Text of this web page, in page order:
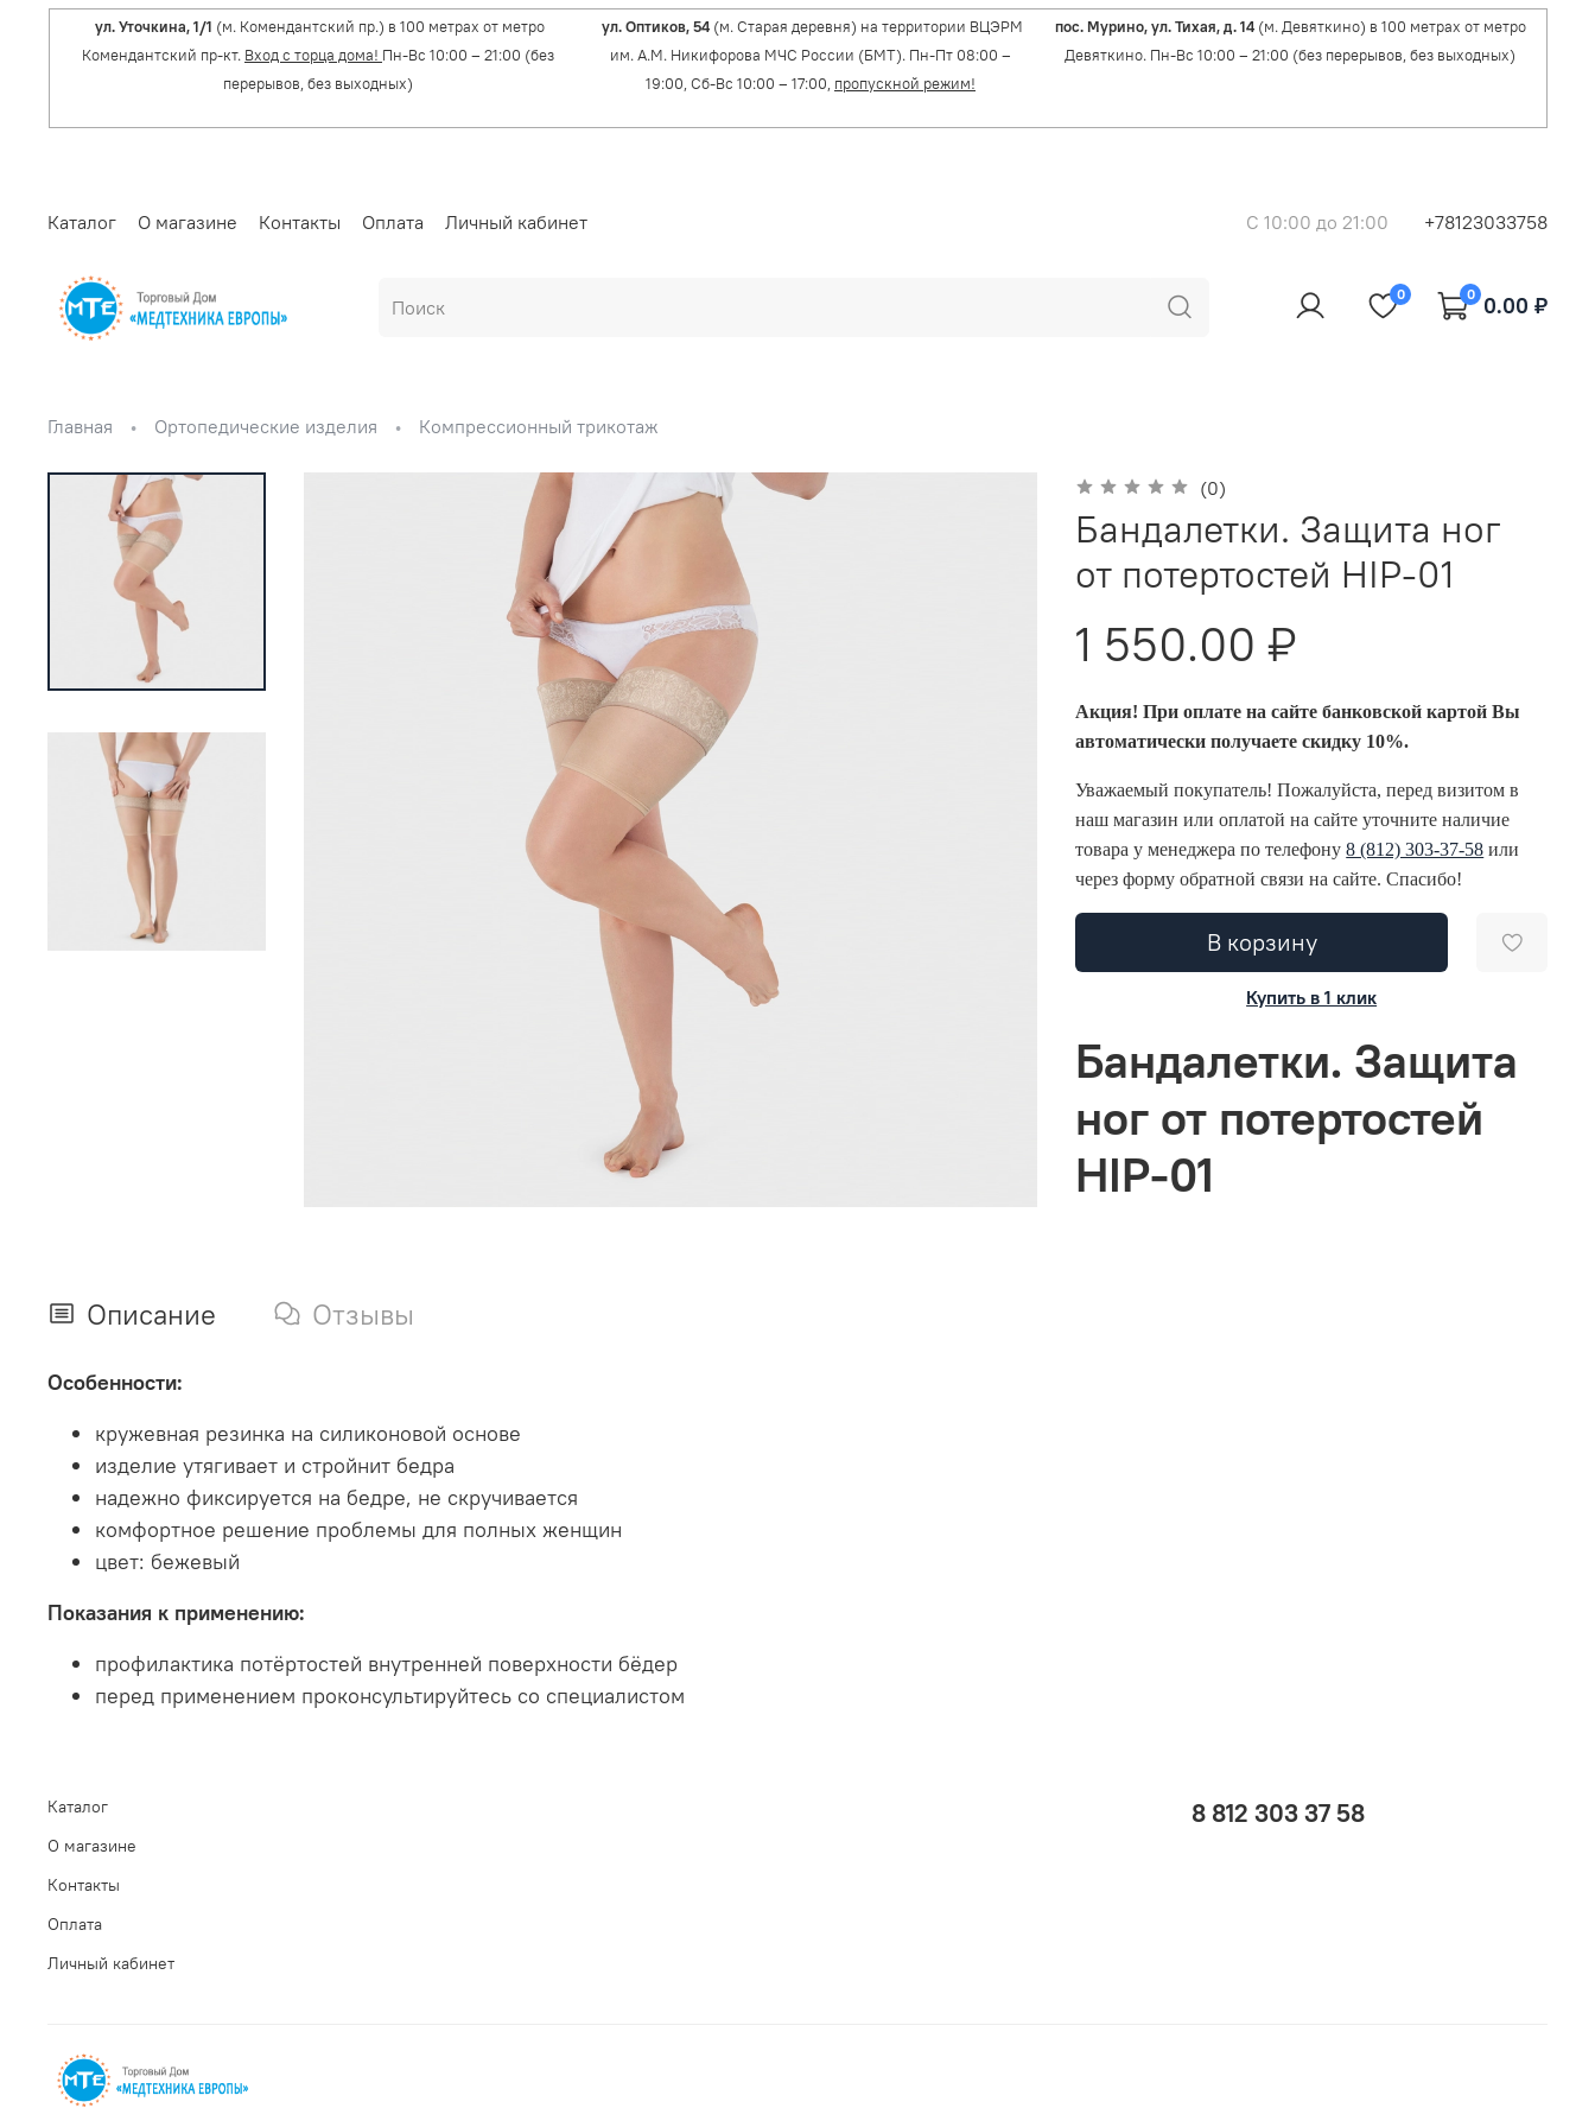
ул. Уточкина, 1/1 (м. Комендантский пр.) в 100 метрах от метро
Комендантский пр-кт. Вход с торца дома! Пн-Вс 10:00 – 21:00 (без
перерывов, без выходных)
ул. Оптиков, 54 (м. Старая деревня) на территории ВЦЭРМ
им. А.М. Никифорова МЧС России (БМТ). Пн-Пт 08:00 –
19:00, Сб-Вс 10:00 – 17:00, пропускной режим!
пос. Мурино, ул. Тихая, д. 14(м. Девяткино) в 100 метрах от метро
Девяткино. Пн-Вс 10:00 – 21:00 (без перерывов, без выходных)
Каталог О магазине Контакты Оплата Личный кабинет C 10:00 до 21:00 +78123033758
0 0 0.00 ₽
Главная Ортопедические изделия Компрессионный трикотаж
(0)
Бандалетки. Защита ног
от потертостей HIP-01
1 550.00 ₽
Акция! При оплате на сайте банковской картой Вы
автоматически получаете скидку 10%.
Уважаемый покупатель! Пожалуйста, перед визитом в
наш магазин или оплатой на сайте уточните наличие
товара у менеджера по телефону8 (812) 303-37-58 или
через форму обратной связи на сайте. Спасибо!
В корзину
Купить в 1 клик
Бандалетки. Защита
ног от потертостей
HIP-01
Описание Отзывы
Особенности:
кружевная резинка на силиконовой основе
изделие утягивает и стройнит бедра
надежно фиксируется на бедре, не скручивается
комфортное решение проблемы для полных женщин
цвет: бежевый
Показания к применению:
профилактика потёртостей внутренней поверхности бёдер
перед применением проконсультируйтесь со специалистом
Каталог
О магазине
Контакты
Оплата
Личный кабинет
8 812 303 37 58